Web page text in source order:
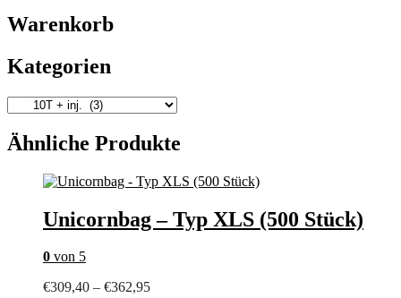
Warenkorb
Kategorien
Ähnliche Produkte
Unicornbag – Typ XLS (500 Stück)
0 von 5
€309,40 – €362,95Preisspanne: